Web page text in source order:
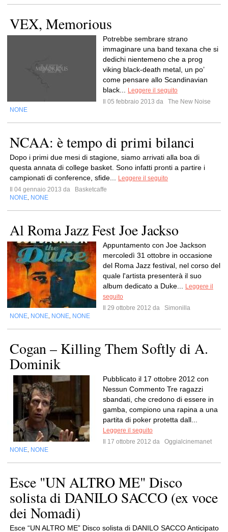
VEX, Memorious
Potrebbe sembrare strano
immaginare una band texana che si
dedichi nientemeno che a prog
viking black-death metal, un po’
come pensare allo Scandinavian
black...
Leggere il seguito
Il 05 febbraio 2013 da
The New Noise
NONE
NCAA: è tempo di primi bilanci
Dopo i primi due mesi di stagione, siamo arrivati alla boa di
questa annata di college basket. Sono infatti pronti a partire i
campionati di conference, sfide...
Leggere il seguito
Il 04 gennaio 2013 da
Basketcaffe
NONE NONE
Al Roma Jazz Fest Joe Jackso
Appuntamento con Joe Jackson
mercoledì 31 ottobre in occasione
del Roma Jazz festival, nel corso del
quale l'artista presenterà il suo
album dedicato a Duke...
Leggere il
seguito
Il 29 ottobre 2012 da
Simonilla
NONE NONE NONE NONE
Cogan – Killing Them Softly di A.
Dominik
Pubblicato il 17 ottobre 2012 con
Nessun Commento Tre ragazzi
sbandati, che credono di essere in
gamba, compiono una rapina a una
partita di poker protetta dall...
Leggere il seguito
Il 17 ottobre 2012 da
Oggialcinemanet
NONE NONE
Esce "UN ALTRO ME" Disco
solista di DANILO SACCO (ex voce
dei Nomadi)
Esce “UN ALTRO ME” Disco solista di DANILO SACCO Anticipato